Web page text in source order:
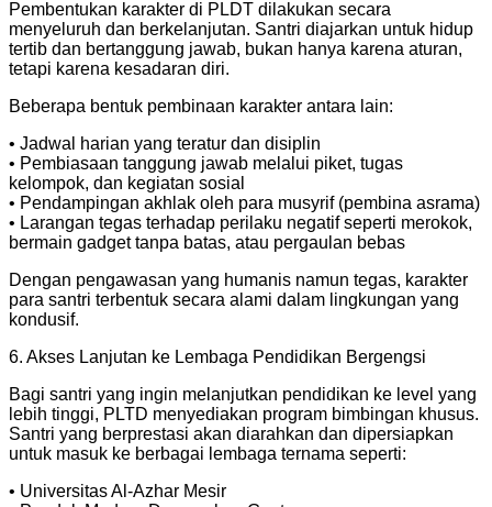
Pembentukan karakter di PLDT dilakukan secara
menyeluruh dan berkelanjutan. Santri diajarkan untuk hidup
tertib dan bertanggung jawab, bukan hanya karena aturan,
tetapi karena kesadaran diri.
Beberapa bentuk pembinaan karakter antara lain:
• Jadwal harian yang teratur dan disiplin
• ⁠Pembiasaan tanggung jawab melalui piket, tugas
kelompok, dan kegiatan sosial
• ⁠Pendampingan akhlak oleh para musyrif (pembina asrama)
• ⁠Larangan tegas terhadap perilaku negatif seperti merokok,
bermain gadget tanpa batas, atau pergaulan bebas
Dengan pengawasan yang humanis namun tegas, karakter
para santri terbentuk secara alami dalam lingkungan yang
kondusif.
6. Akses Lanjutan ke Lembaga Pendidikan Bergengsi
Bagi santri yang ingin melanjutkan pendidikan ke level yang
lebih tinggi, PLTD menyediakan program bimbingan khusus.
Santri yang berprestasi akan diarahkan dan dipersiapkan
untuk masuk ke berbagai lembaga ternama seperti:
• Universitas Al-Azhar Mesir